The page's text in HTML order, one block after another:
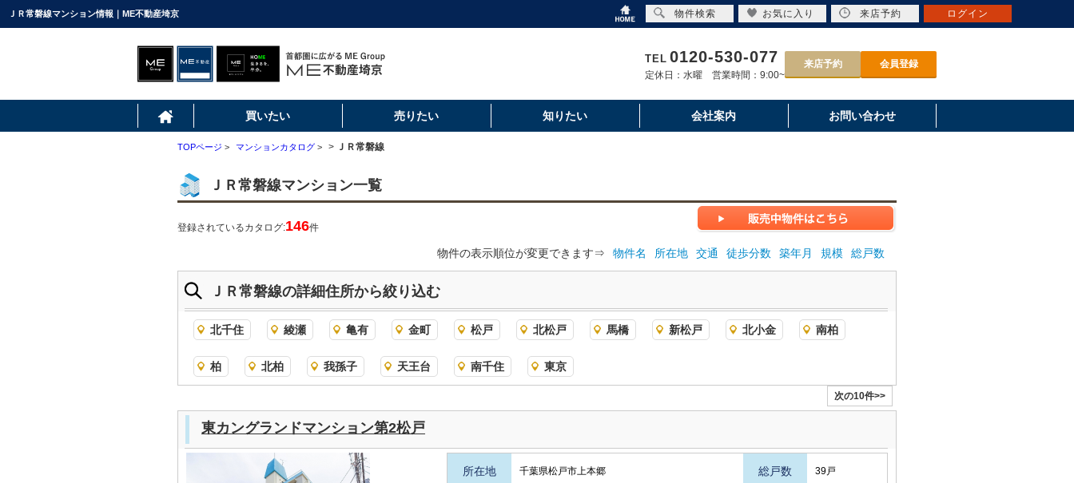
ＪＲ常磐線マンション情報｜ME不動産埼京
TEL 0120-530-077
定休日：水曜 営業時間：9:00~
来店予約 会員登録
買いたい 売りたい 知りたい 会社案内 お問い合わせ
TOPページ > マンションカタログ > > ＪＲ常磐線
ＪＲ常磐線マンション一覧
登録されているカタログ:146件
物件の表示順位が変更できます⇒ 物件名 所在地 交通 徒歩分数 築年月 規模 総戸数
ＪＲ常磐線の詳細住所から絞り込む
北千住 綾瀬 亀有 金町 松戸 北松戸 馬橋 新松戸 北小金 南柏
柏 北柏 我孫子 天王台 南千住 東京
次の10件>>
東カングランドマンション第2松戸
所在地 千葉県松戸市上本郷 総戸数 39戸
物件検索 お気に入り 来店予約 ログイン